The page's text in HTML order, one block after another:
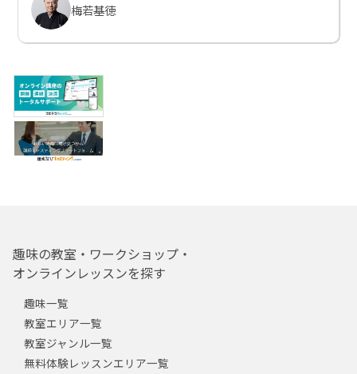
梅若基徳
趣味の教室・ワークショップ・
オンラインレッスンを探す
趣味一覧
教室エリア一覧
教室ジャンル一覧
無料体験レッスンエリア一覧